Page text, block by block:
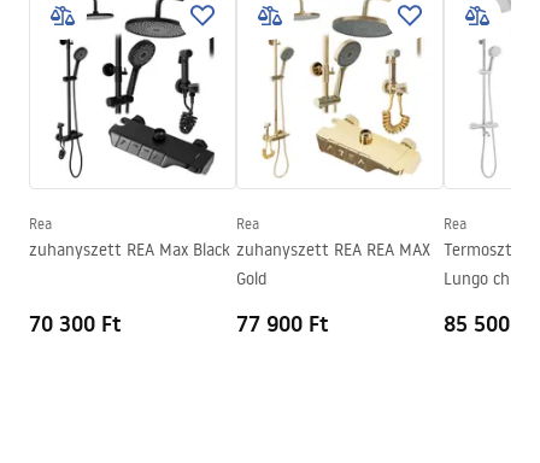
Az üveg színe
Átlátszó 6mm
A nyitás módja
Dönthető
Széria
Atlas
Összeszerelés
A zuhanytálcán vagy a padlón
Magasság
2000
A kabin iránya
Garancia
24 Hónap
Warunki bezpieczeństwa
WARUNKI BEZPIECZENSTWA KABINY DRZWI
PARAWANY.pdf
Manual
Instrukcja_monta__u_kabiny_przy__ciennej_Atlas.pdf
Rea
zuhanyszett REA Max Black
70 300 Ft
Rea
zuhanyszett REA REA MAX
Gold
77 900 Ft
Rea
Lungo
85 500 Ft